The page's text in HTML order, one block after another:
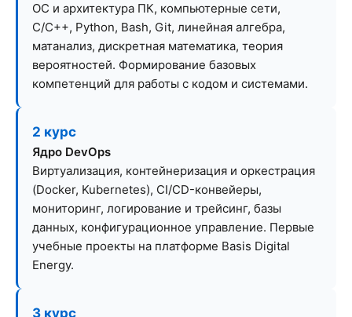
ОС и архитектура ПК, компьютерные сети,
C/C++, Python, Bash, Git, линейная алгебра,
матанализ, дискретная математика, теория
вероятностей. Формирование базовых
компетенций для работы с кодом и системами.
2 курс
Ядро DevOps
Виртуализация, контейнеризация и оркестрация
(Docker, Kubernetes), CI/CD-конвейеры,
мониторинг, логирование и трейсинг, базы
данных, конфигурационное управление. Первые
учебные проекты на платформе Basis Digital
Energy.
3 курс